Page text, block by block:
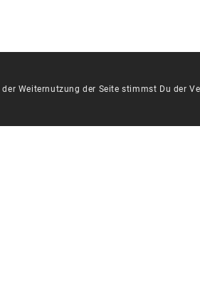
Weiternutzung der Seite stimmst Du der